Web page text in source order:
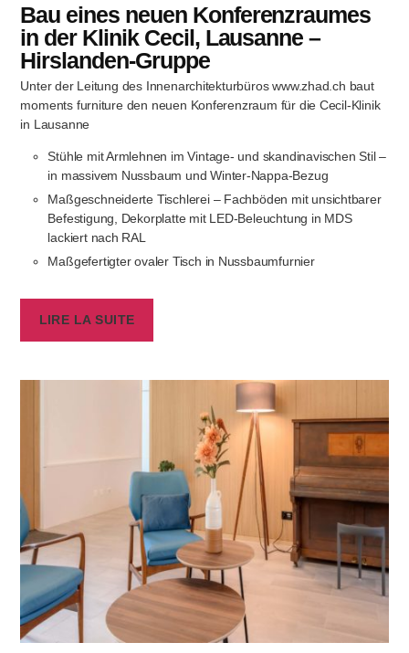
Bau eines neuen Konferenzraumes
in der Klinik Cecil, Lausanne –
Hirslanden-Gruppe
Unter der Leitung des Innenarchitekturbüros www.zhad.ch baut
moments furniture den neuen Konferenzraum für die Cecil-Klinik
in Lausanne
Stühle mit Armlehnen im Vintage- und skandinavischen Stil –
in massivem Nussbaum und Winter-Nappa-Bezug
Maßgeschneiderte Tischlerei – Fachböden mit unsichtbarer
Befestigung, Dekorplatte mit LED-Beleuchtung in MDS
lackiert nach RAL
Maßgefertigter ovaler Tisch in Nussbaumfurnier
LIRE LA SUITE